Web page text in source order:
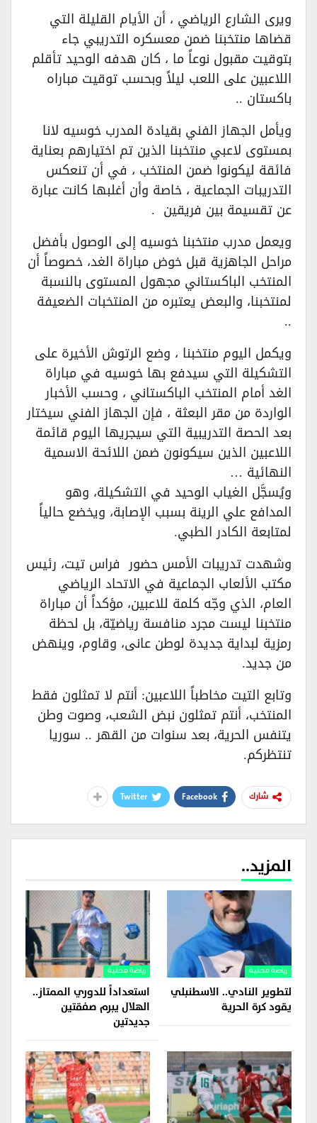
ويرى الشارع الرياضي ، أن الأيام القليلة التي
قضاها منتخبنا ضمن معسكره التدريبي جاء
بتوقيت مقبول نوعاً ما ، كان هدفه الوحيد تأقلم
اللاعبين على اللعب ليلاً وبحسب توقيت مباراه
باكستان ..
ويأمل الجهاز الفني بقيادة المدرب خوسيه لانا
بمستوى لاعبي منتخبنا الذين تم اختيارهم بعناية
فائقة ليكونوا ضمن المنتخب ، في أن تنعكس
التدريبات الجماعية ، خاصة وأن أغلبها كانت عبارة
عن تقسيمة بين فريقين .
ويعمل مدرب منتخبنا خوسيه إلى الوصول بأفضل
مراحل الجاهزية قبل خوض مباراة الغد، خصوصاً أن
المنتخب الباكستاني مجهول المستوى بالنسبة
لمنتخبنا، والبعض يعتبره من المنتخبات الضعيفة
..
ويكمل اليوم منتخبنا ، وضع الرتوش الأخيرة على
التشكيلة التي سيدفع بها خوسيه في مباراة
الغد أمام المنتخب الباكستاني ، وحسب الأخبار
الواردة من مقر البعثة ، فإن الجهاز الفني سيختار
بعد الحصة التدريبية التي سيجريها اليوم قائمة
اللاعبين الذين سيكونون ضمن اللائحة الاسمية
النهائية …
ويُسجَّل الغياب الوحيد في التشكيلة، وهو
المدافع علي الرينة بسبب الإصابة، ويخضع حالياً
لمتابعة الكادر الطبي.
وشهدت تدريبات الأمس حضور فراس تيت، رئيس
مكتب الألعاب الجماعية في الاتحاد الرياضي
العام، الذي وجّه كلمة للاعبين، مؤكداً أن مباراة
منتخبنا ليست مجرد منافسة رياضيّة، بل لحظة
رمزية لبداية جديدة لوطن عانى، وقاوم، وينهض
من جديد.
وتابع التيت مخاطباً اللاعبين: أنتم لا تمثلون فقط
المنتخب، أنتم تمثلون نبض الشعب، وصوت وطن
يتنفس الحرية، بعد سنوات من القهر .. سوريا
تنتظركم.
شارك Facebook
Twitter
المزيد..
رياضة محلية
لتطوير النادي.. الاسطنبلي
يقود كرة الحرية
رياضة محلية
استعداداً للدوري الممتاز..
الهلال يبرم صفقتين
جديدتين